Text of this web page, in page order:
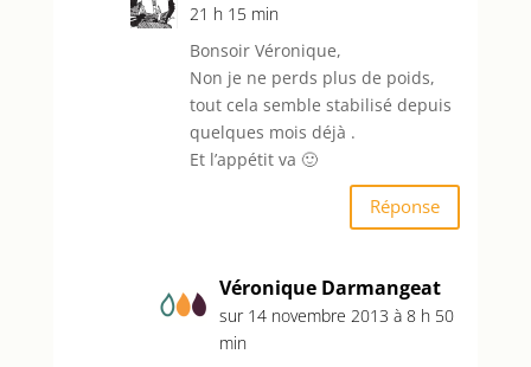
21 h 15 min
Bonsoir Véronique,
Non je ne perds plus de poids,
tout cela semble stabilisé depuis
quelques mois déjà .
Et l’appétit va 🙂
Réponse
Véronique Darmangeat
sur 14 novembre 2013 à 8 h 50
min